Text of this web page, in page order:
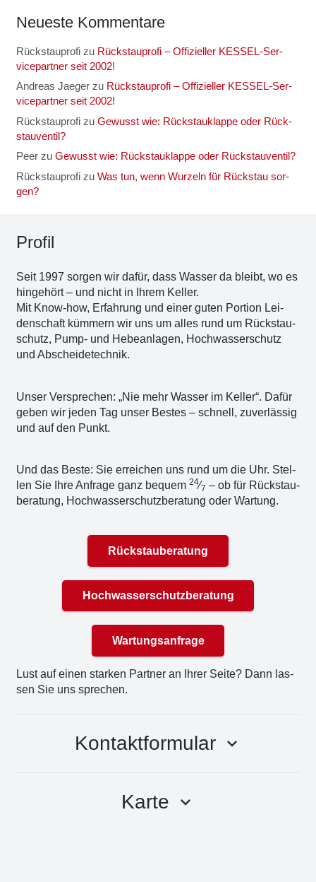
Neu­es­te Kom­men­ta­re
Rückstauprofizu Rück­stau­pro­fi – Offi­zi­el­ler KES­SEL-Ser­
vice­part­ner seit 2002!
Andreas Jaegerzu Rück­stau­pro­fi – Offi­zi­el­ler KES­SEL-Ser­
vice­part­ner seit 2002!
Rückstauprofizu Gewusst wie: Rück­stau­klap­pe oder Rück­
stau­ven­til?
Peerzu Gewusst wie: Rück­stau­klap­pe oder Rück­stau­ven­til?
Rückstauprofizu Was tun, wenn Wur­zeln für Rück­stau sor­
gen?
Pro­fil
Seit 1997 sor­gen wir dafür, dass Was­ser da bleibt, wo es
hin­ge­hört – und nicht in Ihrem Kel­ler.
Mit Know-how, Erfah­rung und einer guten Por­ti­on Lei­
den­schaft küm­mern wir uns um alles rund um Rückstau­
schutz, Pump- und Hebe­an­la­gen, Hoch­was­ser­schutz
und Abschei­de­tech­nik.
Unser Ver­spre­chen: „Nie mehr Was­ser im Kel­ler“. Dafür
geben wir jeden Tag unser Bes­tes – schnell, zuver­läs­sig
und auf den Punkt.
Und das Bes­te: Sie errei­chen uns rund um die Uhr. Stel­
len Sie Ihre Anfra­ge ganz bequem 24⁄7 – ob für Rück­stau­
be­ra­tung, Hoch­was­ser­schutz­be­ra­tung oder War­tung.
Rückstauberatung
Hochwasserschutzberatung
Wartungsanfrage
Lust auf einen star­ken Part­ner an Ihrer Sei­te? Dann las­
sen Sie uns spre­chen.
Kontaktformular keyboard_arrow_down
Karte keyboard_arrow_down